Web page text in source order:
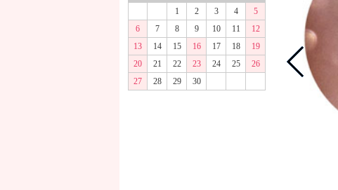
1
2 3 4
5
6
7 8 9 10 11
12
13
14 15 16 17 18
19
20
21 22 23 24 25
26
27
28 29 30